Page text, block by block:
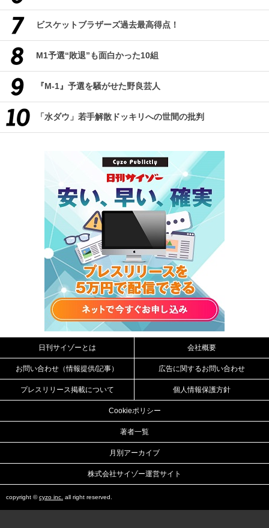
ビスケットブラザーズ過去最高得点！
M1予選“敗退”も面白かった10組
『M-1』予選を騒がせた野良芸人
「水ダウ」若手解散ドッキリへの世間の批判
日刊サイゾーとは 会社概要
お問い合わせ（情報提供/記事） 広告に関するお問い合わせ
プレスリリース掲載について 個人情報保護方針
Cookieポリシー
著者一覧
月別アーカイブ
株式会社サイゾー運営サイト
copyright ©cyzo inc. all right reserved.